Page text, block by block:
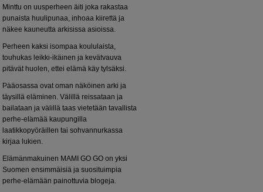
Minttu on uusperheen äiti joka rakastaa
punaista huulipunaa, inhoaa kiirettä ja
näkee kauneutta arkisissa asioissa.
Perheen kaksi isompaa koululaista,
touhukas leikki-ikäinen ja kevätvauva
pitävät huolen, ettei elämä käy tylsäksi.
Pääosassa ovat oman näköinen arki ja
täysillä eläminen. Välillä reissataan ja
bailataan ja välillä taas vietetään tavallista
perhe-elämää kaupungilla
laatikkopyöräillen tai sohvannurkassa
kirjaa lukien.
Elämänmakuinen MAMI GO GO on yksi
Suomen ensimmäisiä ja suosituimpia
perhe-elämään painottuvia blogeja.